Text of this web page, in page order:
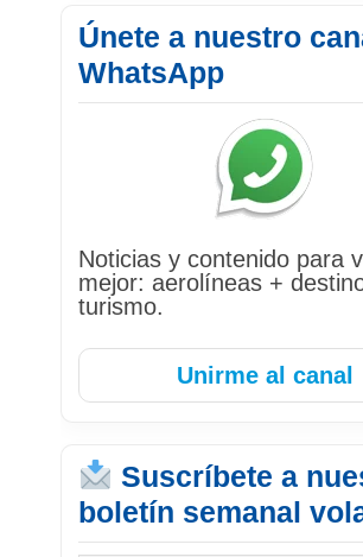
Únete a nuestro
WhatsApp
Noticias y contenido para
mejor: aerolíneas +
turismo.
Unirme al canal
Suscríbete a
boletín semanal